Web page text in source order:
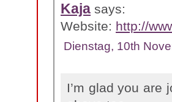
Kaja says:
Website: http://
Dienstag, 10th
I’m glad you are